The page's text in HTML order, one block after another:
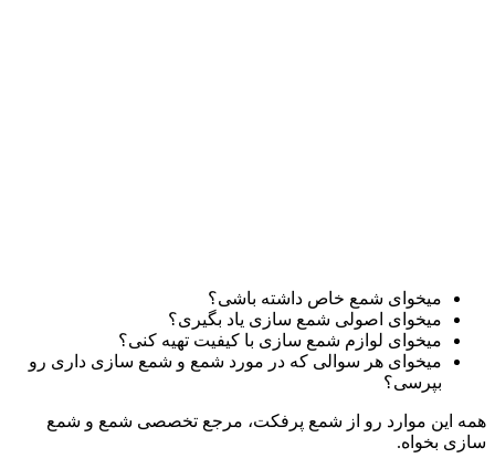
میخوای شمع خاص داشته باشی؟
میخوای اصولی شمع سازی یاد بگیری؟
میخوای لوازم شمع سازی با کیفیت تهیه کنی؟
میخوای هر سوالی که در مورد شمع و شمع سازی داری رو
بپرسی؟
همه این موارد رو از شمع پرفکت، مرجع تخصصی شمع و شمع
سازی بخواه.